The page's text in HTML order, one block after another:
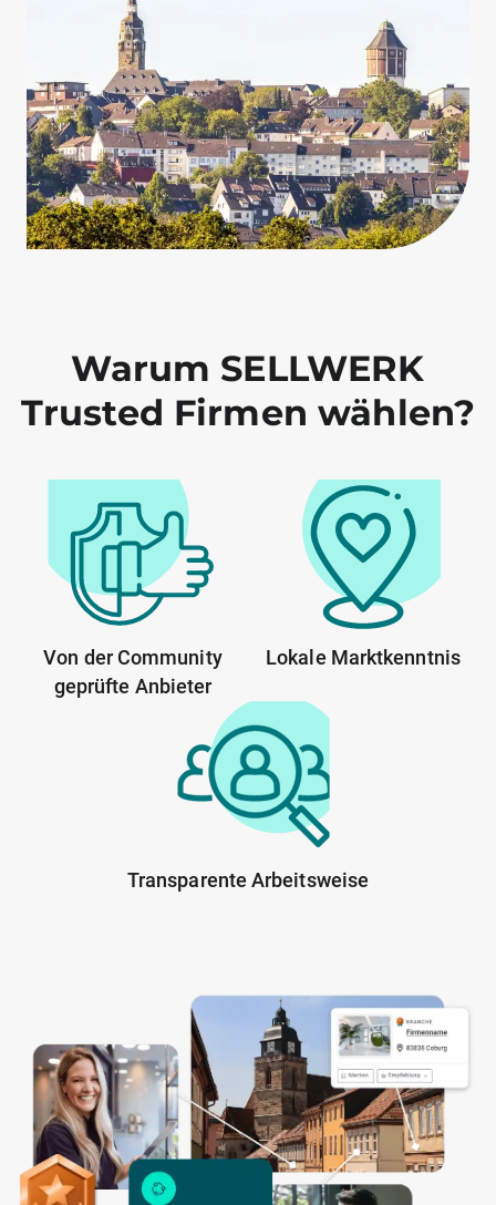
Warum SELLWERK
Trusted Firmen wählen?
Von der Community
geprüfte Anbieter
Lokale Marktkenntnis
Transparente Arbeitsweise